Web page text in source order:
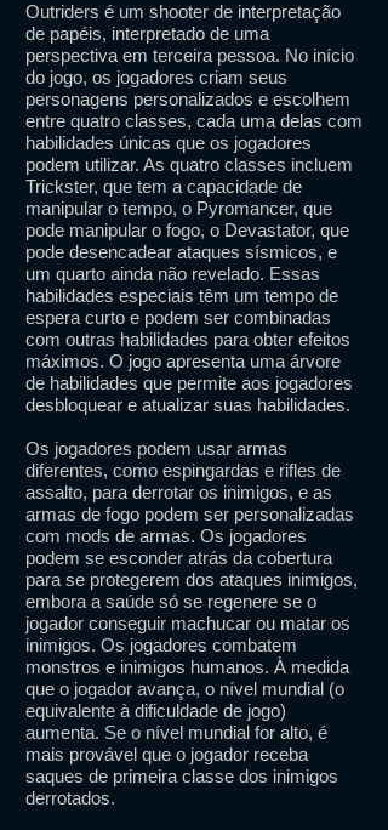
Outriders é um shooter de interpretação
de papéis, interpretado de uma
perspectiva em terceira pessoa. No início
do jogo, os jogadores criam seus
personagens personalizados e escolhem
entre quatro classes, cada uma delas com
habilidades únicas que os jogadores
podem utilizar. As quatro classes incluem
Trickster, que tem a capacidade de
manipular o tempo, o Pyromancer, que
pode manipular o fogo, o Devastator, que
pode desencadear ataques sísmicos, e
um quarto ainda não revelado. Essas
habilidades especiais têm um tempo de
espera curto e podem ser combinadas
com outras habilidades para obter efeitos
máximos. O jogo apresenta uma árvore
de habilidades que permite aos jogadores
desbloquear e atualizar suas habilidades.
Os jogadores podem usar armas
diferentes, como espingardas e rifles de
assalto, para derrotar os inimigos, e as
armas de fogo podem ser personalizadas
com mods de armas. Os jogadores
podem se esconder atrás da cobertura
para se protegerem dos ataques inimigos,
embora a saúde só se regenere se o
jogador conseguir machucar ou matar os
inimigos. Os jogadores combatem
monstros e inimigos humanos. À medida
que o jogador avança, o nível mundial (o
equivalente à dificuldade de jogo)
aumenta. Se o nível mundial for alto, é
mais provável que o jogador receba
saques de primeira classe dos inimigos
derrotados.